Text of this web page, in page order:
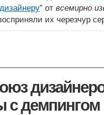
” от всемирно
их черезчур
с демпингом